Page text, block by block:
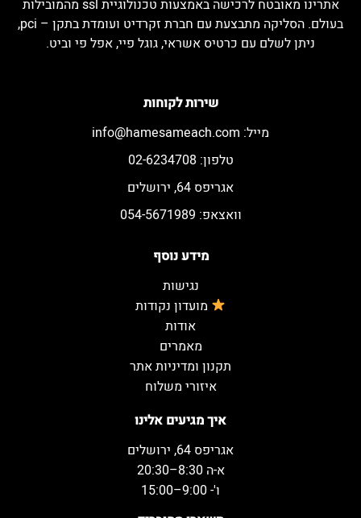
איך מגיעים אלינו
אגריפס 64, ירושלים
א-ה 8:30–20:30
ו'- 9:00–15:00
מידע נוסף
נגישות
מועדון נקודות
אודות
מאמרים
תקנון ומדיניות אתר
איזורי משלוח
שירות לקוחות
מייל: info@hamesameach.com
טלפון: 02-6234708
אגריפס 64, ירושלים
וואצאפ: 054-5671989
אתרינו מאובטח לרכישה באמצעות טכנולוגיית ssl מהמובילות
בעולם. הסליקה מתבצעת עם חברת זקרדיט ועומדת בתקן – pci,
ניתן לשלם עם כרטיס אשראי, גוגל פיי, אפל פי וביט.